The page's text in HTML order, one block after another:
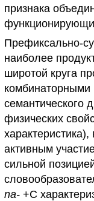
признака
Префиксально-
наиболее
широтой круга
семантического
физических
активным
сильной
na- +С